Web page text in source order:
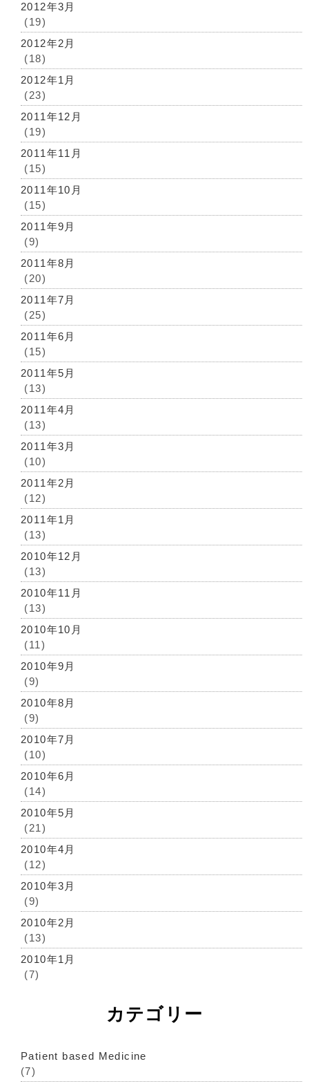
2012年3月
(19)
2012年2月
(18)
2012年1月
(23)
2011年12月
(19)
2011年11月
(15)
2011年10月
(15)
2011年9月
(9)
2011年8月
(20)
2011年7月
(25)
2011年6月
(15)
2011年5月
(13)
2011年4月
(13)
2011年3月
(10)
2011年2月
(12)
2011年1月
(13)
2010年12月
(13)
2010年11月
(13)
2010年10月
(11)
2010年9月
(9)
2010年8月
(9)
2010年7月
(10)
2010年6月
(14)
2010年5月
(21)
2010年4月
(12)
2010年3月
(9)
2010年2月
(13)
2010年1月
(7)
カテゴリー
Patient based Medicine
(7)